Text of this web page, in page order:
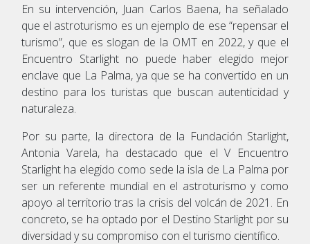
En su intervención, Juan Carlos Baena, ha señalado
que el astroturismo es un ejemplo de ese “repensar el
turismo”, que es slogan de la OMT en 2022, y que el
Encuentro Starlight no puede haber elegido mejor
enclave que La Palma, ya que se ha convertido en un
destino para los turistas que buscan autenticidad y
naturaleza.
Por su parte, la directora de la Fundación Starlight,
Antonia Varela, ha destacado que el V Encuentro
Starlight ha elegido como sede la isla de La Palma por
ser un referente mundial en el astroturismo y como
apoyo al territorio tras la crisis del volcán de 2021. En
concreto, se ha optado por el Destino Starlight por su
diversidad y su compromiso con el turismo científico.